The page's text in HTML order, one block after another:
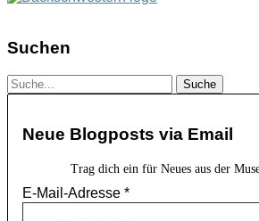
Suchen
Neue Blogposts via Email
Trag dich ein für Neues aus der
E-Mail-Adresse *